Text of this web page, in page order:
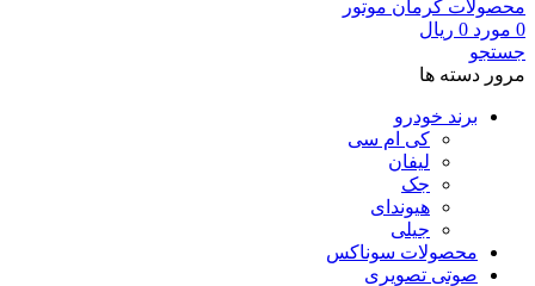
0 مورد 0 ریال
جستجو
مرور دسته ها
برند خودرو
کی ام سی
لیفان
جک
هیوندای
جیلی
محصولات سوناکس
صوتی تصویری